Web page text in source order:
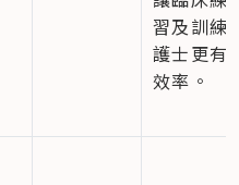
習及訓練
護士更有
效率。